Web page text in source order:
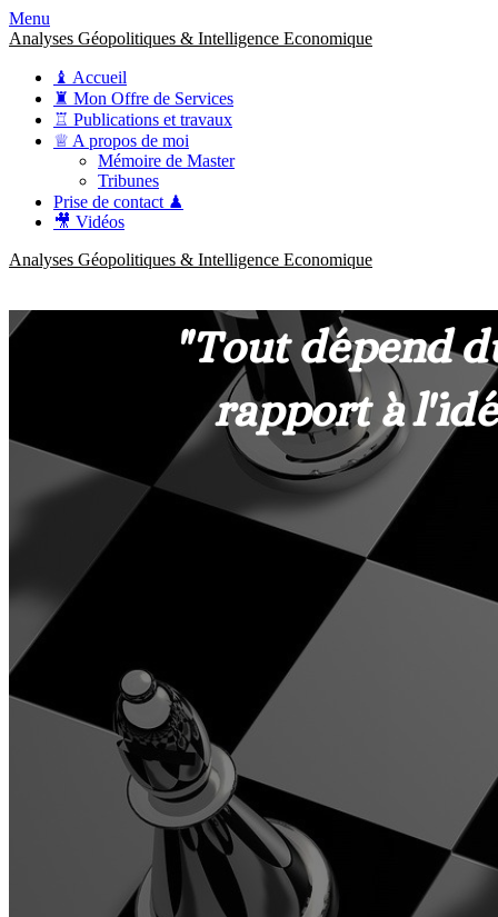
Menu
Analyses Géopolitiques & Intelligence Economique
♝ Accueil
♜ Mon Offre de Services
♖ Publications et travaux
♕ A propos de moi
Mémoire de Master
Tribunes
Prise de contact ♟
🎥 Vidéos
Analyses Géopolitiques & Intelligence Economique